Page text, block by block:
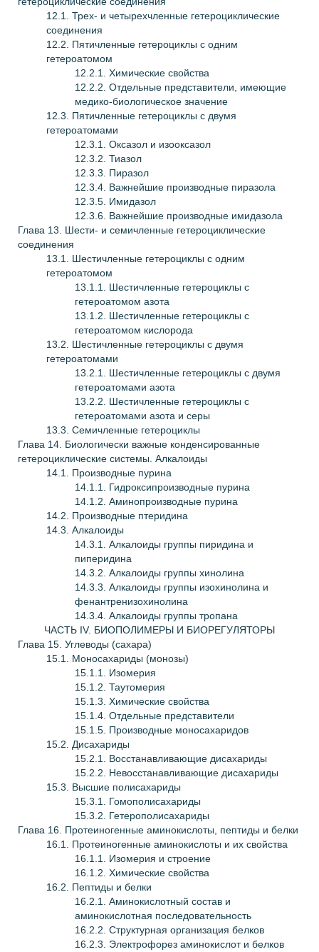
12.1. Трех- и четырехчленные гетероциклические
соединения
12.2. Пятичленные гетероциклы с одним
гетероатомом
12.2.1. Химические свойства
12.2.2. Отдельные представители, имеющие
медико-биологическое значение
12.3. Пятичленные гетероциклы с двумя
гетероатомами
12.3.1. Оксазол и изооксазол
12.3.2. Тиазол
12.3.3. Пиразол
12.3.4. Важнейшие производные пиразола
12.3.5. Имидазол
12.3.6. Важнейшие производные имидазола
Глава 13. Шести- и семичленные гетероциклические
соединения
13.1. Шестичленные гетероциклы с одним
гетероатомом
13.1.1. Шестичленные гетероциклы с
гетероатомом азота
13.1.2. Шестичленные гетероциклы с
гетероатомом кислорода
13.2. Шестичленные гетероциклы с двумя
гетероатомами
13.2.1. Шестичленные гетероциклы с двумя
гетероатомами азота
13.2.2. Шестичленные гетероциклы с
гетероатомами азота и серы
13.3. Семичленные гетероциклы
Глава 14. Биологически важные конденсированные
гетероциклические системы. Алкалоиды
14.1. Производные пурина
14.1.1. Гидроксипроизводные пурина
14.1.2. Аминопроизводные пурина
14.2. Производные птеридина
14.3. Алкалоиды
14.3.1. Алкалоиды группы пиридина и
пиперидина
14.3.2. Алкалоиды группы хинолина
14.3.3. Алкалоиды группы изохинолина и
фенантренизохинолина
14.3.4. Алкалоиды группы тропана
ЧАСТЬ IV. БИОПОЛИМЕРЫ И БИОРЕГУЛЯТОРЫ
Глава 15. Углеводы (сахара)
15.1. Моносахариды (монозы)
15.1.1. Изомерия
15.1.2. Таутомерия
15.1.3. Химические свойства
15.1.4. Отдельные представители
15.1.5. Производные моносахаридов
15.2. Дисахариды
15.2.1. Восстанавливающие дисахариды
15.2.2. Невосстанавливающие дисахариды
15.3. Высшие полисахариды
15.3.1. Гомополисахариды
15.3.2. Гетерополисахариды
Глава 16. Протеиногенные аминокислоты, пептиды и белки
16.1. Протеиногенные аминокислоты и их свойства
16.1.1. Изомерия и строение
16.1.2. Химические свойства
16.2. Пептиды и белки
16.2.1. Аминокислотный состав и
аминокислотная последовательность
16.2.2. Структурная организация белков
16.2.3. Электрофорез аминокислот и белков